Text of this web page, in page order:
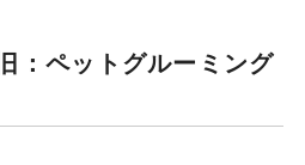
：ペットグルーミング